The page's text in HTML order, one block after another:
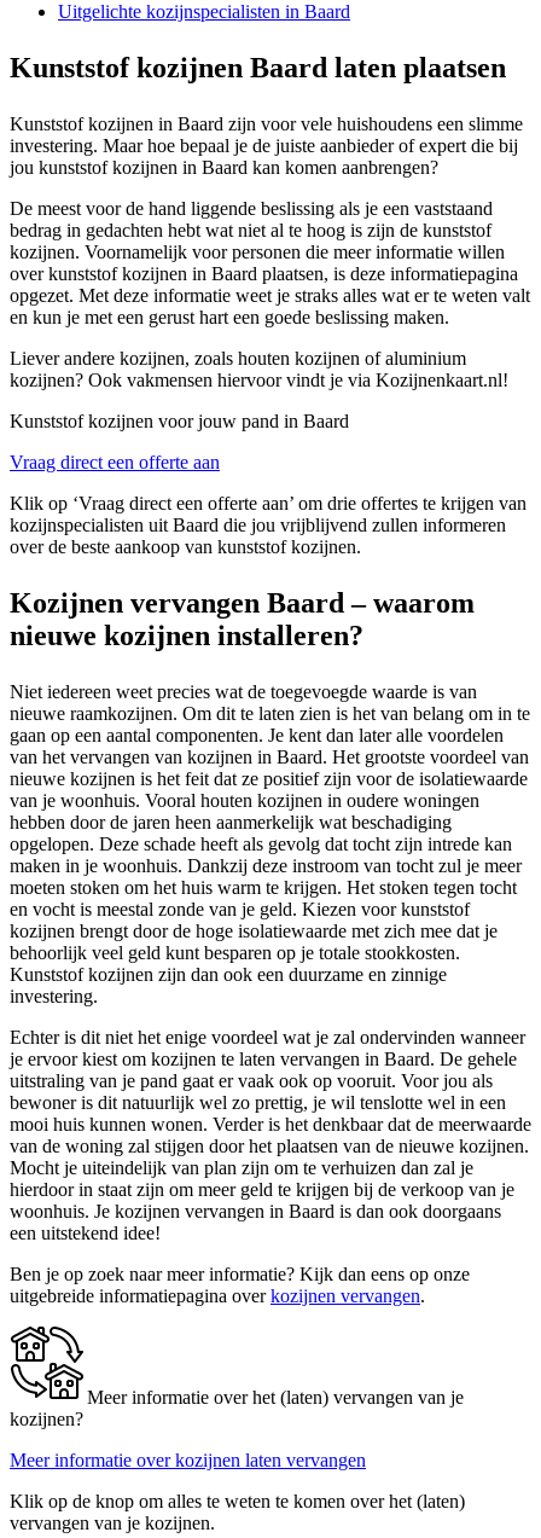
Uitgelichte kozijnspecialisten in Baard
Kunststof kozijnen Baard laten plaatsen
Kunststof kozijnen in Baard zijn voor vele huishoudens een slimme
investering. Maar hoe bepaal je de juiste aanbieder of expert die bij
jou kunststof kozijnen in Baard kan komen aanbrengen?
De meest voor de hand liggende beslissing als je een vaststaand
bedrag in gedachten hebt wat niet al te hoog is zijn de kunststof
kozijnen. Voornamelijk voor personen die meer informatie willen
over kunststof kozijnen in Baard plaatsen, is deze informatiepagina
opgezet. Met deze informatie weet je straks alles wat er te weten valt
en kun je met een gerust hart een goede beslissing maken.
Liever andere kozijnen, zoals houten kozijnen of aluminium
kozijnen? Ook vakmensen hiervoor vindt je via Kozijnenkaart.nl!
Kunststof kozijnen voor jouw pand in Baard
Vraag direct een offerte aan
Klik op ‘Vraag direct een offerte aan’ om drie offertes te krijgen van
kozijnspecialisten uit Baard die jou vrijblijvend zullen informeren
over de beste aankoop van kunststof kozijnen.
Kozijnen vervangen Baard – waarom
nieuwe kozijnen installeren?
Niet iedereen weet precies wat de toegevoegde waarde is van
nieuwe raamkozijnen. Om dit te laten zien is het van belang om in te
gaan op een aantal componenten. Je kent dan later alle voordelen
van het vervangen van kozijnen in Baard. Het grootste voordeel van
nieuwe kozijnen is het feit dat ze positief zijn voor de isolatiewaarde
van je woonhuis. Vooral houten kozijnen in oudere woningen
hebben door de jaren heen aanmerkelijk wat beschadiging
opgelopen. Deze schade heeft als gevolg dat tocht zijn intrede kan
maken in je woonhuis. Dankzij deze instroom van tocht zul je meer
moeten stoken om het huis warm te krijgen. Het stoken tegen tocht
en vocht is meestal zonde van je geld. Kiezen voor kunststof
kozijnen brengt door de hoge isolatiewaarde met zich mee dat je
behoorlijk veel geld kunt besparen op je totale stookkosten.
Kunststof kozijnen zijn dan ook een duurzame en zinnige
investering.
Echter is dit niet het enige voordeel wat je zal ondervinden wanneer
je ervoor kiest om kozijnen te laten vervangen in Baard. De gehele
uitstraling van je pand gaat er vaak ook op vooruit. Voor jou als
bewoner is dit natuurlijk wel zo prettig, je wil tenslotte wel in een
mooi huis kunnen wonen. Verder is het denkbaar dat de meerwaarde
van de woning zal stijgen door het plaatsen van de nieuwe kozijnen.
Mocht je uiteindelijk van plan zijn om te verhuizen dan zal je
hierdoor in staat zijn om meer geld te krijgen bij de verkoop van je
woonhuis. Je kozijnen vervangen in Baard is dan ook doorgaans
een uitstekend idee!
Ben je op zoek naar meer informatie? Kijk dan eens op onze
uitgebreide informatiepagina overkozijnen vervangen.
Meer informatie over het (laten) vervangen van je
kozijnen?
Meer informatie over kozijnen laten vervangen
Klik op de knop om alles te weten te komen over het (laten)
vervangen van je kozijnen.